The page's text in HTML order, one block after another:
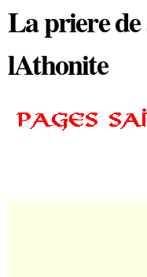
La priere
lAthonite